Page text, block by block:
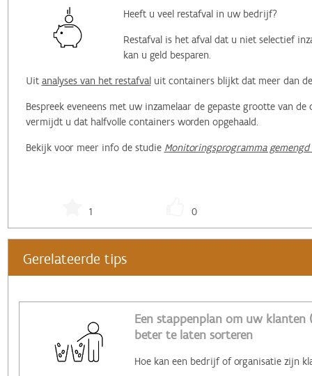
Heeft u veel restafval in uw bedrijf?
Restafval is het afval dat u niet selectief
kan u geld besparen.
Uitanalyses van het restafvaluit containers blijkt dat meer dan
Bespreek eveneens met uw inzamelaar de gepaste grootte van
vermijdt u dat halfvolle containers worden opgehaald.
Bekijk voor meer info de studie Monitoringsprogramma
1 0
Gerelateerde tips
Een stappenplan om uw klanten
beter te laten sorteren